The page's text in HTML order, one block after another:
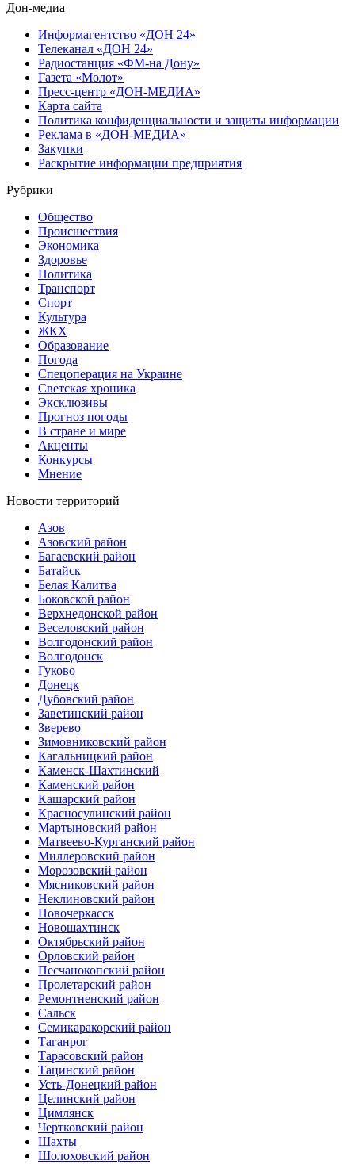
Дон-медиа
Информагентство «ДОН 24»
Телеканал «ДОН 24»
Радиостанция «ФМ-на Дону»
Газета «Молот»
Пресс-центр «ДОН-МЕДИА»
Карта сайта
Политика конфиденциальности и защиты информации
Реклама в «ДОН-МЕДИА»
Закупки
Раскрытие информации предприятия
Рубрики
Общество
Происшествия
Экономика
Здоровье
Политика
Транспорт
Спорт
Культура
ЖКХ
Образование
Погода
Спецоперация на Украине
Светская хроника
Эксклюзивы
Прогноз погоды
В стране и мире
Акценты
Конкурсы
Мнение
Новости территорий
Азов
Азовский район
Багаевский район
Батайск
Белая Калитва
Боковской район
Верхнедонской район
Веселовский район
Волгодонский район
Волгодонск
Гуково
Донецк
Дубовский район
Заветинский район
Зверево
Зимовниковский район
Кагальницкий район
Каменск-Шахтинский
Каменский район
Кашарский район
Красносулинский район
Мартыновский район
Матвеево-Курганский район
Миллеровский район
Морозовский район
Мясниковский район
Неклиновский район
Новочеркасск
Новошахтинск
Октябрьский район
Орловский район
Песчанокопский район
Пролетарский район
Ремонтненский район
Сальск
Семикаракорский район
Таганрог
Тарасовский район
Тацинский район
Усть-Донецкий район
Целинский район
Цимлянск
Чертковский район
Шахты
Шолоховский район